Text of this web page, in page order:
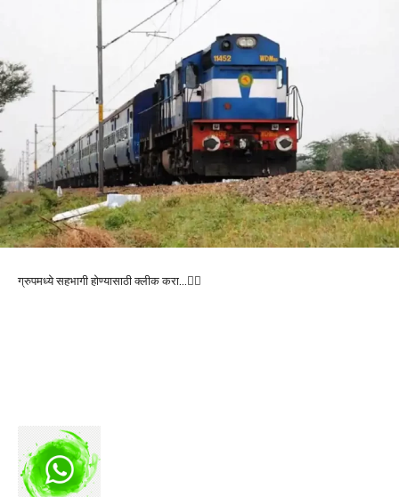
ग्रुपमध्ये सहभागी होण्यासाठी क्लीक करा…👆🏻